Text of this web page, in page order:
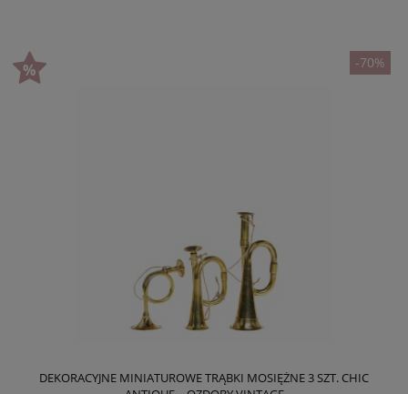
DEKORACYJNE MINIATUROWE TRĄBKI MOSIĘŻNE 3 SZT. CHIC
-70%